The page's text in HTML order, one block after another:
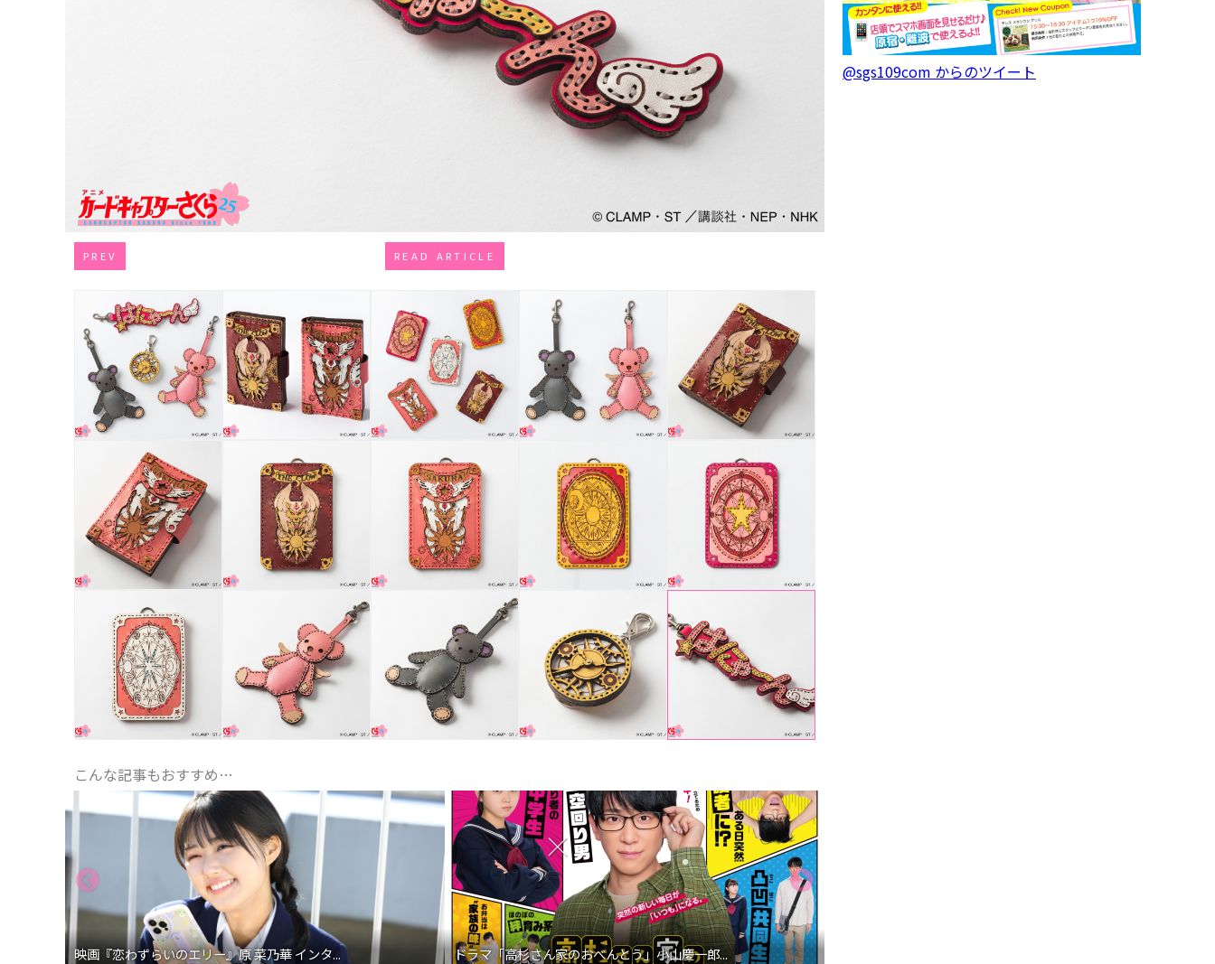
PREV READ ARTICLE
こんな記事もおすすめ…
映画『恋わずらいのエリー』原 菜乃華 インタ... ドラマ「高杉さん家のおべんとう」小山慶一郎...
@sgs109com からのツイート